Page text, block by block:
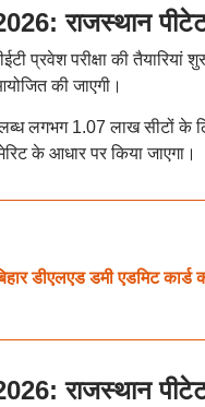
राजस्थान पीटेट
प्रवेश परीक्षा की
की जाएगी।
लगभग 1.07 लाख सीटों के
के आधार पर किया जाएगा।
डीएलएड डमी एडमिट
राजस्थान पीटेट